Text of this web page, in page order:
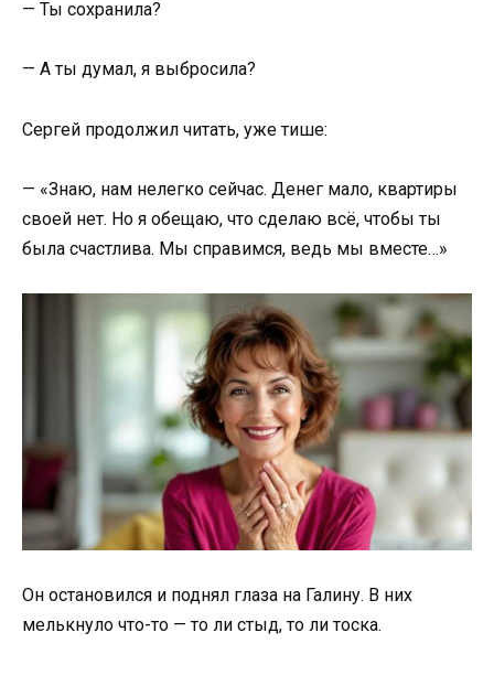
— Ты сохранила?
— А ты думал, я выбросила?
Сергей продолжил читать, уже тише:
— «Знаю, нам нелегко сейчас. Денег мало, квартиры
своей нет. Но я обещаю, что сделаю всё, чтобы ты
была счастлива. Мы справимся, ведь мы вместе…»
Он остановился и поднял глаза на Галину. В них
мелькнуло что-то — то ли стыд, то ли тоска.